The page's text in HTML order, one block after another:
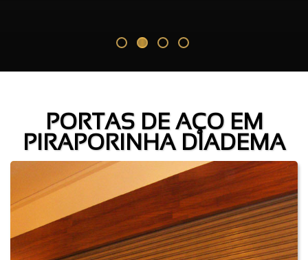
PORTAS DE AÇO EM
PIRAPORINHA DIADEMA